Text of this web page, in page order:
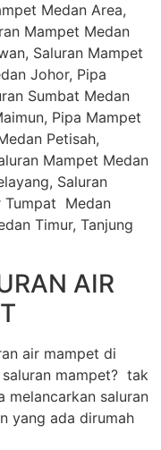
Medan Area,
Mampet Medan
Saluran Mampet
Johor, Pipa
Sumbat Medan
Pipa Mampet
Petisah,
Mampet Medan
Saluran
Tumpat Medan
Timur, Tanjung
AIR
air mampet di
saluran mampet? tak
melancarkan saluran
yang ada dirumah